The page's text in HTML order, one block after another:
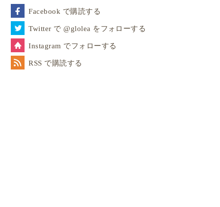
…など
4. 親も一緒に成長できる！ママの学び直し＆
リスキリング
Facebook で購読する
Twitter で @glolea をフォローする
Instagram でフォローする
RSS で購読する